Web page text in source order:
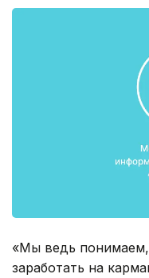
«Мы ведь понимаем,
заработать на